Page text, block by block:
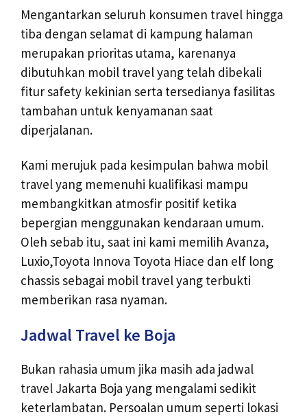
Mengantarkan seluruh konsumen travel hingga
tiba dengan selamat di kampung halaman
merupakan prioritas utama, karenanya
dibutuhkan mobil travel yang telah dibekali
fitur safety kekinian serta tersedianya fasilitas
tambahan untuk kenyamanan saat
diperjalanan.
Kami merujuk pada kesimpulan bahwa mobil
travel yang memenuhi kualifikasi mampu
membangkitkan atmosfir positif ketika
bepergian menggunakan kendaraan umum.
Oleh sebab itu, saat ini kami memilih Avanza,
Luxio,Toyota Innova Toyota Hiace dan elf long
chassis sebagai mobil travel yang terbukti
memberikan rasa nyaman.
Jadwal Travel ke Boja
Bukan rahasia umum jika masih ada jadwal
travel Jakarta Boja yang mengalami sedikit
keterlambatan. Persoalan umum seperti lokasi